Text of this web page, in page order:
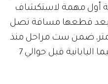
أول مهمة لاستكشاف
بعد قطعها مسافة تصل
كيلو متر، ضمن ست مراحل منذ
انطلاقها من محطة تناغاشيما اليابانية قبل حوالي 7